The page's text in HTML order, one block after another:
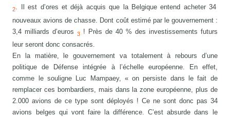
2. Il est d’ores et déjà acquis que la Belgique entend acheter 34
nouveaux avions de chasse. Dont coût estimé par le gouvernement :
3,4 milliards d’euros3 ! Près de 40 % des investissements futurs
leur seront donc consacrés.
En la matière, le gouvernement va totalement à rebours d’une
politique de Défense intégrée à l’échelle européenne. En effet,
comme le souligne Luc Mampaey, « on persiste dans le fait de
remplacer ces bombardiers, mais dans la zone européenne, plus de
2.000 avions de ce type sont déployés ! Ce ne sont donc pas 34
avions belges qui vont faire la différence. C’est absurde dans le